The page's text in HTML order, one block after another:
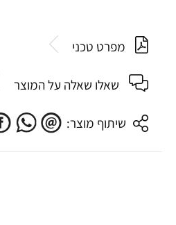
מפרט טכני
שאלו שאלה על המוצר
שיתוף מוצר: